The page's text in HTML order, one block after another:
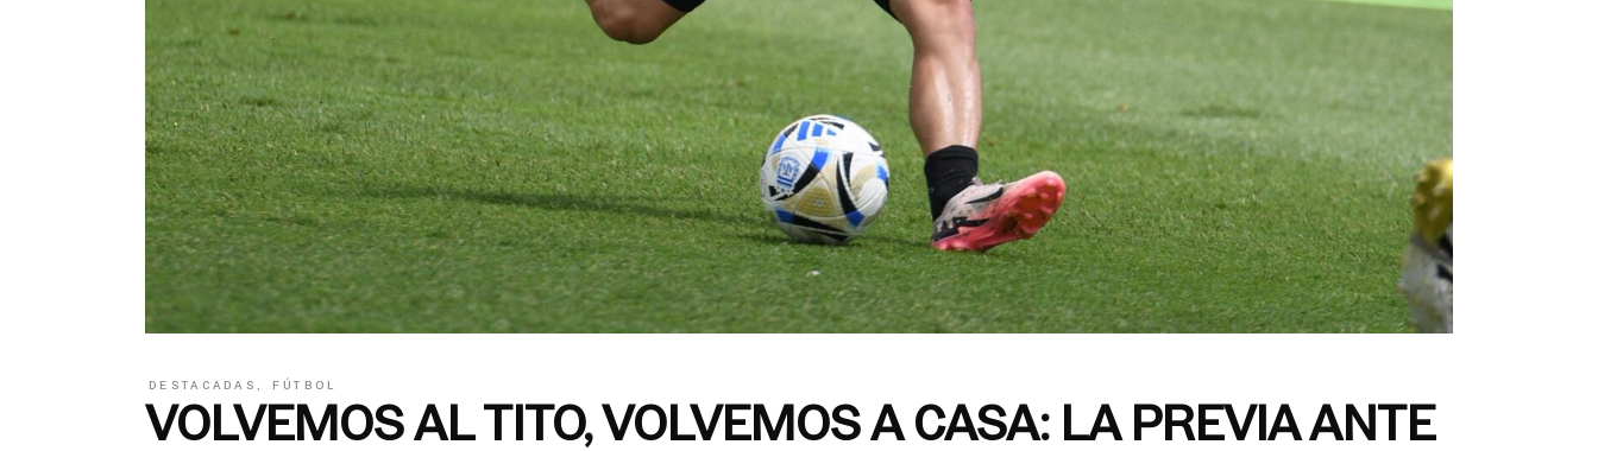
DESTACADAS, FÚTBOL
VOLVEMOS AL TITO, VOLVEMOS A CASA: LA PREVIA ANTE